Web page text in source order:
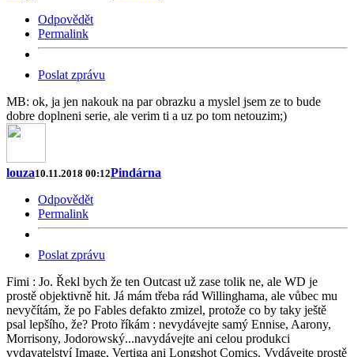
Odpovědět
Permalink
Poslat zprávu
MB: ok, ja jen nakouk na par obrazku a myslel jsem ze to bude
dobre doplneni serie, ale verim ti a uz po tom netouzim;)
louza10.11.2018 00:12Pindárna
Odpovědět
Permalink
Poslat zprávu
Fimi : Jo. Řekl bych že ten Outcast už zase tolik ne, ale WD je
prostě objektivně hit. Já mám třeba rád Willinghama, ale vůbec mu
nevyčítám, že po Fables defakto zmizel, protože co by taky ještě
psal lepšího, že? Proto říkám : nevydávejte samý Ennise, Aarony,
Morrisony, Jodorowský...navydávejte ani celou produkci
vydavatelství Image, Vertiga ani Longshot Comics. Vydávejte prostě